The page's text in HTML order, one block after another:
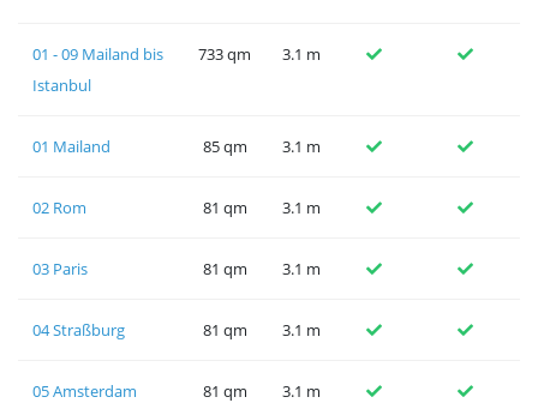
01 - 09 Mailand bis
Istanbul
733 qm 3.1 m
01 Mailand 85 qm 3.1 m
02 Rom 81 qm 3.1 m
03 Paris 81 qm 3.1 m
04 Straßburg 81 qm 3.1 m
05 Amsterdam 81 qm 3.1 m